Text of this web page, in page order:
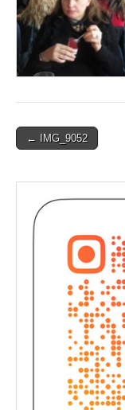
Post← IMG_9052